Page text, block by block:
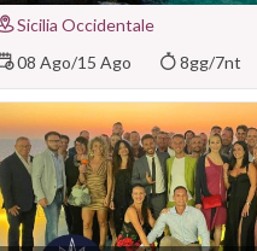
Sicilia Occidentale
08 Ago/15 Ago 8gg/7nt